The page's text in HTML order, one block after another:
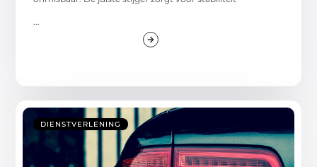
...
DIENSTVERLENING